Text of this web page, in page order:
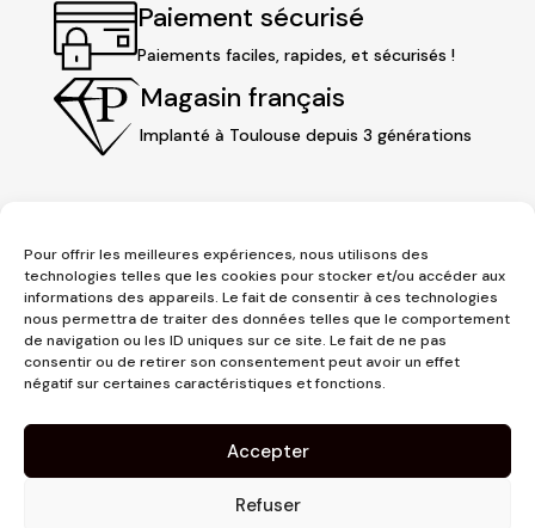
Pour offrir les meilleures expériences, nous utilisons des
technologies telles que les cookies pour stocker et/ou accéder aux
informations des appareils. Le fait de consentir à ces technologies
nous permettra de traiter des données telles que le comportement
de navigation ou les ID uniques sur ce site. Le fait de ne pas
consentir ou de retirer son consentement peut avoir un effet
négatif sur certaines caractéristiques et fonctions.
Accepter
Refuser
Paiement sécurisé
Paiements faciles, rapides, et sécurisés !
Magasin français
Implanté à Toulouse depuis 3 générations
3 place Jeanne d'Arc
31000 Toulouse
contact@pujolmaison.com
05 62 73 70 73